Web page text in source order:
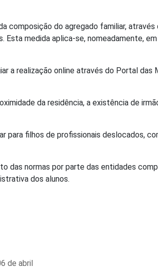
do agregado familiar,
medida aplica-se, nomeadamente,
a realização online através do Portal das
da residência, a existência de
filhos de profissionais deslocados,
das normas por parte das entidades
dos alunos.
de abril